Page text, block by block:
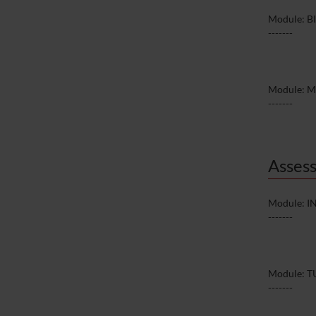
Module:
-------
Module:
-------
Module:
-------
Module:
-------